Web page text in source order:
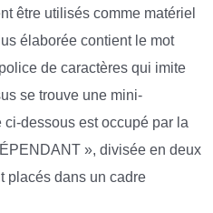
être utilisés comme matériel
élaborée contient le mot
de caractères qui imite
se trouve une mini-
dessous est occupé par la
», divisée en deux
placés dans un cadre